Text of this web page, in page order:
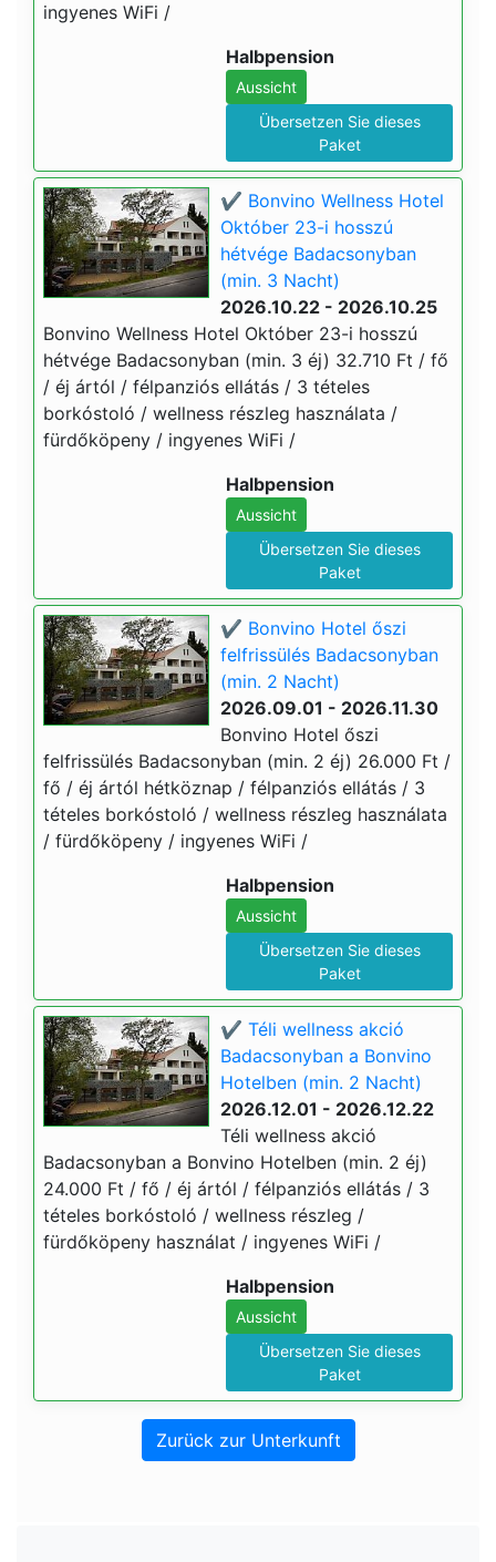
ingyenes WiFi /
Halbpension
Aussicht
Übersetzen Sie dieses
Paket
✔️ Bonvino Wellness Hotel
Október 23-i hosszú
hétvége Badacsonyban
(min. 3 Nacht)
2026.10.22 - 2026.10.25
Bonvino Wellness Hotel Október 23-i hosszú
hétvége Badacsonyban (min. 3 éj) 32.710 Ft / fő
/ éj ártól / félpanziós ellátás / 3 tételes
borkóstoló / wellness részleg használata /
fürdőköpeny / ingyenes WiFi /
Halbpension
Aussicht
Übersetzen Sie dieses
Paket
✔️ Bonvino Hotel őszi
felfrissülés Badacsonyban
(min. 2 Nacht)
2026.09.01 - 2026.11.30
Bonvino Hotel őszi
felfrissülés Badacsonyban (min. 2 éj) 26.000 Ft /
fő / éj ártól hétköznap / félpanziós ellátás / 3
tételes borkóstoló / wellness részleg használata
/ fürdőköpeny / ingyenes WiFi /
Halbpension
Aussicht
Übersetzen Sie dieses
Paket
✔️ Téli wellness akció
Badacsonyban a Bonvino
Hotelben (min. 2 Nacht)
2026.12.01 - 2026.12.22
Téli wellness akció
Badacsonyban a Bonvino Hotelben (min. 2 éj)
24.000 Ft / fő / éj ártól / félpanziós ellátás / 3
tételes borkóstoló / wellness részleg /
fürdőköpeny használat / ingyenes WiFi /
Halbpension
Aussicht
Übersetzen Sie dieses
Paket
Zurück zur Unterkunft